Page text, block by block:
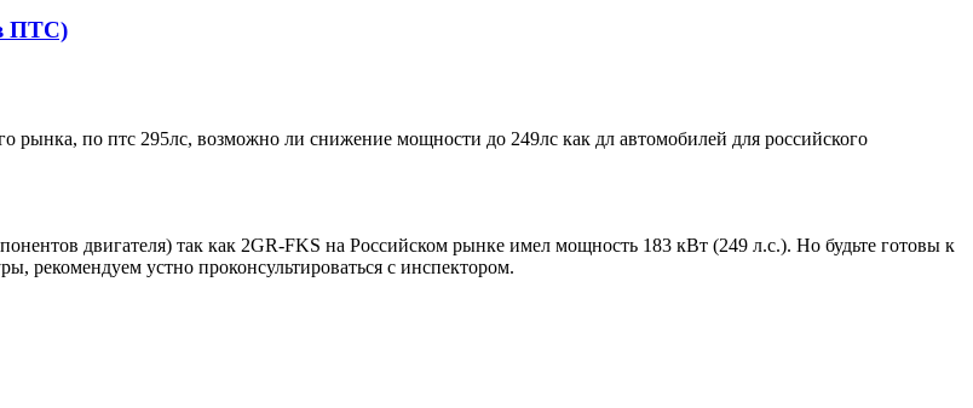
ПТС)
рынка, по птс 295лс, возможно ли снижение мощности до 249лс как дл автомобилей для российского
двигателя) так как 2GR-FKS на Российском рынке имел мощность 183 кВт (249 л.с.). Но будьте готовы к
рекомендуем устно проконсультироваться с инспектором.